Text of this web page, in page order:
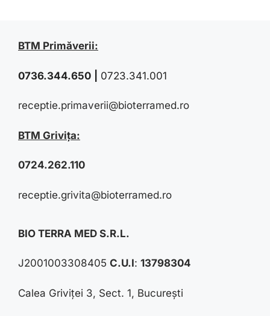
BTM Primăverii:
0736.344.650 0723.341.001
receptie.primaverii@bioterramed.ro
BTM Grivița:
0724.262.110
receptie.grivita@bioterramed.ro
BIO TERRA MED S.R.L.
J2001003308405 C.U.I: 13798304
Calea Griviței 3, Sect. 1, București